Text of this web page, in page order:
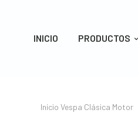
INICIO PRODUCTOS
Inicio Vespa Clásica Motor